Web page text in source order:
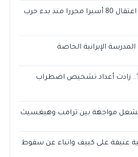
الاحتلال يعيد اعتقال 80 أسيرا محررا منذ بدء حرب
الإيرانية الخاصة
بعد كوفيد-19.. زادت أعداد تشخيص اضطراب
تشعل مواجهة بين ترامب وهيغسيث
عنيفة على كييف وانباء عن سقوط